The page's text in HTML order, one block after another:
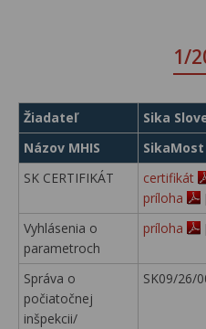
1/
Žiadateľ
Sika
Názov MHIS
SikaMost
SK CERTIFIKÁT
certifikát
príloha
Vyhlásenia o
parametroch
príloha
Správa o
počiatočnej
inšpekcii/
SK09/26/